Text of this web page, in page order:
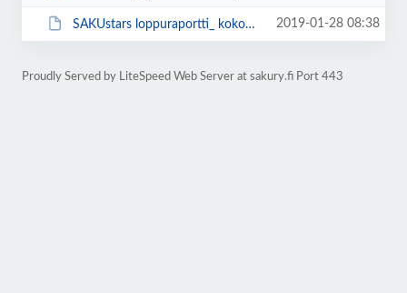
SAKUstars loppuraportti_ kokonaan_yhdistetty_19062017.pdf 2019-01-28 08:38
Proudly Served by LiteSpeed Web Server at sakury.fi Port 443